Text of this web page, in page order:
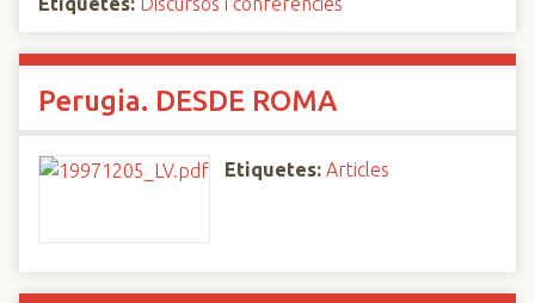
Perugia. DESDE ROMA
Etiquetes: Articles